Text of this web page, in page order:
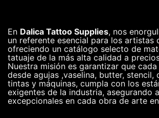
En Dalica Tattoo Supplies, nos
un referente esencial para los artistas
ofreciendo un catálogo selecto de
tatuaje de la más alta calidad a
Nuestra misión es garantizar que
desde agujas ,vaselina, butter, stencil,
tintas y máquinas, cumpla con los
exigentes de la industria, asegurando
excepcionales en cada obra de arte